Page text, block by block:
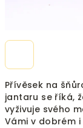
Přívěsek na
jantaru se říká,
vyživuje svého
Vámi v dobrém